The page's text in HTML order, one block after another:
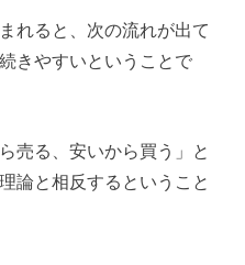
れると、次の流れが出て
きやすいということで
売る、安いから買う」と
論と相反するということ